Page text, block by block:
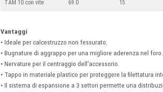
TAM 10 con vite 69.0 15
Vantaggi
• Ideale per calcestruzzo non fessurato.
• Bugnature di aggrappo per una migliore aderenza nel foro.
• Nervature per il centraggio dell'accessorio.
• Tappo in materiale plastico per proteggere la filettatura
• Il sistema di espansione a 3 settori permette una